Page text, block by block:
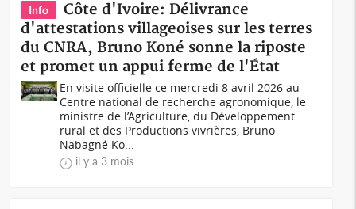
Info
Côte d'Ivoire: Délivrance
d'attestations villageoises sur les terres
du CNRA, Bruno Koné sonne la riposte
et promet un appui ferme de l'État
En visite officielle ce mercredi 8 avril 2026 au
Centre national de recherche agronomique, le
ministre de l’Agriculture, du Développement
rural et des Productions vivrières, Bruno
Nabagné Ko...
il y a 3 mois